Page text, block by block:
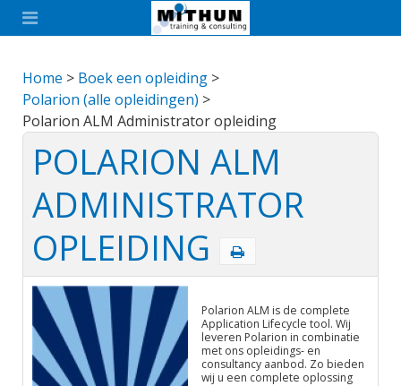
Home > Boek een opleiding >
Polarion (alle opleidingen) >
Polarion ALM Administrator opleiding
POLARION ALM
ADMINISTRATOR
OPLEIDING
Polarion ALM is de complete
Application Lifecycle tool. Wij
leveren Polarion in combinatie
met ons opleidings- en
consultancy aanbod. Zo bieden
wij u een complete oplossing